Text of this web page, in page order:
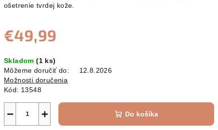
ošetrenie tvrdej kože.
€49,99
cena:
Skladom(1 ks)
Môžeme doručiť do:
12.8.2026
Možnosti doručenia
Kód: 13548
+
− Do košíka